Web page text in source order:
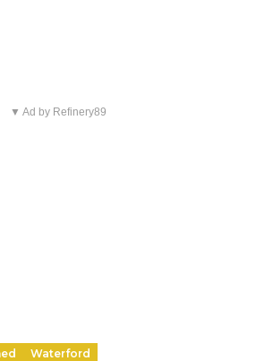
▼ Ad by Refinery89
Waterford